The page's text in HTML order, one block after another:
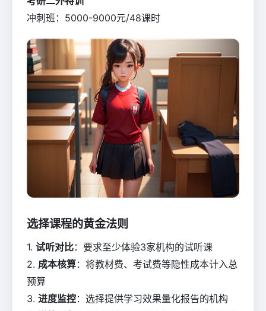
冲刺班：5000-9000元/48课时
选择课程的黄金法则
1. 试听对比：要求至少体验3家机构的试听课
2. 成本核算：将教材费、考试费等隐性成本计入总
预算
3. 进度监控：选择提供学习效果量化报告的机构